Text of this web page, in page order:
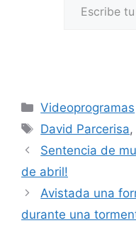
Categorías
Videoprogramas
Etiquetas
David Parcerisa,
Sentencia de
de abril!
Avistada una
durante una